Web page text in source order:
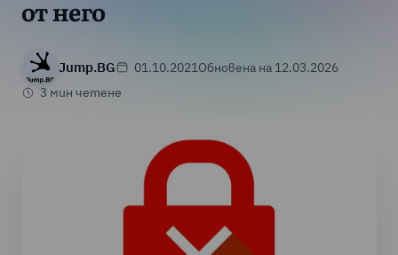
от него
Jump.BG 01.10.2021Обновена на 12.03.2026
3 мин четене